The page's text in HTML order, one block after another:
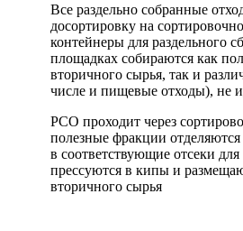
Все раздельно собранные
досортировку на
контейнеры для раздельного
площадках собираются как
вторичного сырья, так и
числе и пищевые отходы), не
РСО проходит через
полезные фракции
в соответствующие отсеки
прессуются в кипы и
вторичного сырья